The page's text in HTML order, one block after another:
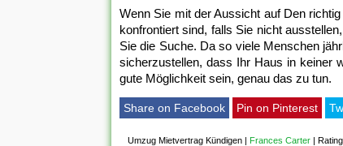
Wenn Sie mit der Aussicht auf Den
konfrontiert sind, falls Sie nicht
Sie die Suche. Da so viele Menschen
sicherzustellen, dass Ihr Haus in keiner
gute Möglichkeit sein, genau das zu tun.
Share on Facebook Pin on Pinterest
Umzug Mietvertrag Kündigen | Frances Carter |